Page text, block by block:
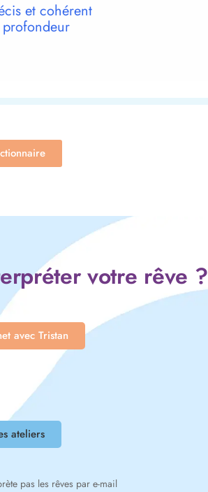
et cohérent
profondeur
votre rêve ?
avec Tristan
ateliers
pas les rêves par e-mail